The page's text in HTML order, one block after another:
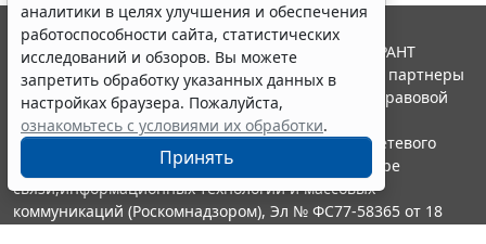
аналитики в целях улучшения и обеспечения
работоспособности сайта, статистических
исследований и обзоров. Вы можете
запретить обработку указанных данных в
настройках браузера. Пожалуйста,
ознакомьтесь с условиями их обработки.
Принять
© ООО "НПП "ГАРАНТ-СЕРВИС", 2026. Система ГАРАНТ
выпускается с 1990 года. Компания "Гарант" и ее партнеры
являются участниками Российской ассоциации правовой
информации ГАРАНТ.
Портал ГАРАНТ.РУ зарегистрирован в качестве сетевого
издания Федеральной службой по надзору в сфере
связи,информационных технологий и массовых
коммуникаций (Роскомнадзором), Эл № ФС77-58365 от 18